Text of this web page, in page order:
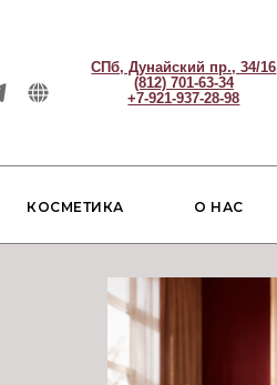
СПб, Дунайский пр., 34/16
(812) 701-63-34
+7-921-937-28-98
КОСМЕТИКА О НАС